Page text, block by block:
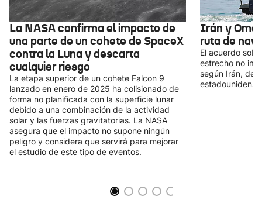
La NASA confirma el impacto de
una parte de un cohete de SpaceX
contra la Luna y descarta
cualquier riesgo
La etapa superior de un cohete Falcon 9
lanzado en enero de 2025 ha colisionado de
forma no planificada con la superficie lunar
debido a una combinación de la actividad
solar y las fuerzas gravitatorias. La NASA
asegura que el impacto no supone ningún
peligro y considera que servirá para mejorar
el estudio de este tipo de eventos.
Irán y
ruta de
El acuerdo
estrecho no
según Irán,